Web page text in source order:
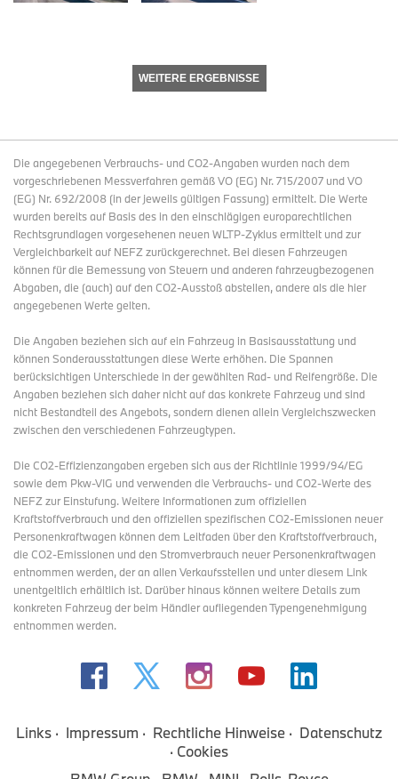
WEITERE ERGEBNISSE
Die angegebenen Verbrauchs- und CO2-Angaben wurden nach dem
vorgeschriebenen Messverfahren gemäß VO (EG) Nr. 715/2007 und VO
(EG) Nr. 692/2008 (in der jeweils gültigen Fassung) ermittelt. Die Werte
wurden bereits auf Basis des in den einschlägigen europarechtlichen
Rechtsgrundlagen vorgesehenen neuen WLTP-Zyklus ermittelt und zur
Vergleichbarkeit auf NEFZ zurückgerechnet. Bei diesen Fahrzeugen
können für die Bemessung von Steuern und anderen fahrzeugbezogenen
Abgaben, die (auch) auf den CO2-Ausstoß abstellen, andere als die hier
angegebenen Werte gelten.
Die Angaben beziehen sich auf ein Fahrzeug in Basisausstattung und
können Sonderausstattungen diese Werte erhöhen. Die Spannen
berücksichtigen Unterschiede in der gewählten Rad- und Reifengröße. Die
Angaben beziehen sich daher nicht auf das konkrete Fahrzeug und sind
nicht Bestandteil des Angebots, sondern dienen allein Vergleichszwecken
zwischen den verschiedenen Fahrzeugtypen.
Die CO2-Effizienzangaben ergeben sich aus der Richtlinie 1999/94/EG
sowie dem Pkw-VIG und verwenden die Verbrauchs- und CO2-Werte des
NEFZ zur Einstufung. Weitere Informationen zum offiziellen
Kraftstoffverbrauch und den offiziellen spezifischen CO2-Emissionen neuer
Personenkraftwagen können dem Leitfaden über den Kraftstoffverbrauch,
die CO2-Emissionen und den Stromverbrauch neuer Personenkraftwagen
entnommen werden, der an allen Verkaufsstellen und unter diesem Link
unentgeltlich erhältlich ist. Darüber hinaus können weitere Details zum
konkreten Fahrzeug der beim Händler aufliegenden Typengenehmigung
entnommen werden.
Links Impressum Rechtliche Hinweise
Datenschutz
Cookies